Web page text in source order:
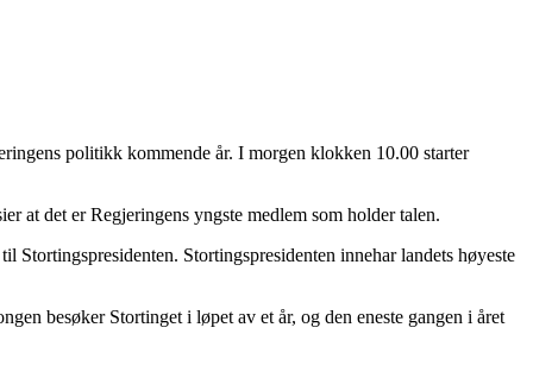
politikk kommende år. I morgen klokken 10.00 starter
at det er Regjeringens yngste medlem som holder talen.
Stortingspresidenten. Stortingspresidenten innehar landets høyeste
besøker Stortinget i løpet av et år, og den eneste gangen i året